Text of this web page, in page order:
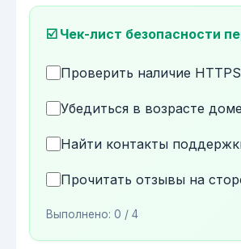
☑️ Чек-лист безопасности
Проверить наличие HTTPS
Убедиться в возрасте
Найти контакты
Прочитать отзывы на
Выполнено: 0 / 4